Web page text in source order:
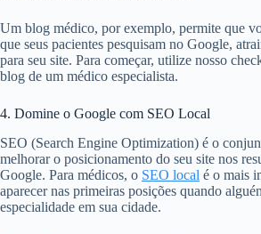
Um blog médico, por exemplo, permite que
que seus pacientes pesquisam no Google,
para seu site. Para começar, utilize nosso
blog de um médico especialista.
4. Domine o Google com SEO Local
SEO (Search Engine Optimization) é o
melhorar o posicionamento do seu site nos
Google. Para médicos, o SEO local é o mais
aparecer nas primeiras posições quando
especialidade em sua cidade.